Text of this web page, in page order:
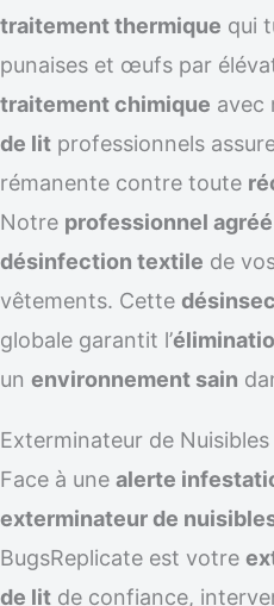
traitement thermique qui
punaises et œufs par
traitement chimique avec
de lit professionnels
rémanente contre toute
Notre professionnel agréé
désinfection textile de
vêtements. Cette
globale garantit l’
un environnement sain
Exterminateur de Nuisibles
Face à une alerte
exterminateur de
BugsReplicate est votre
de lit de confiance,